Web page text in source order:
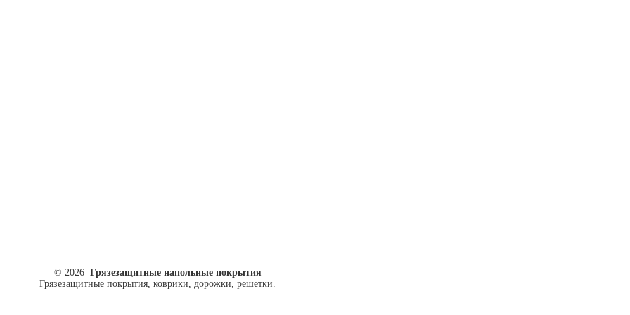
© 2026 Грязезащитные напольные покрытия
Грязезащитные покрытия, коврики, дорожки, решетки.